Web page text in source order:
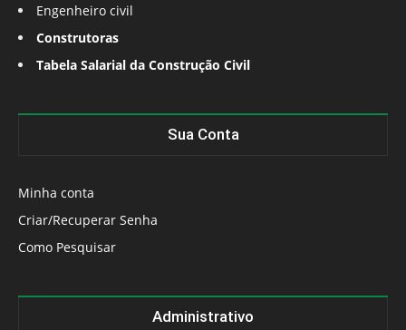
Engenheiro civil
Construtoras
Tabela Salarial da Construção Civil
Sua Conta
Minha conta
Criar/Recuperar Senha
Como Pesquisar
Administrativo